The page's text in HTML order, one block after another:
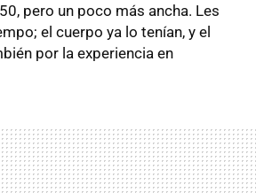
pero un poco más ancha. Les
el cuerpo ya lo tenían, y el
por la experiencia en